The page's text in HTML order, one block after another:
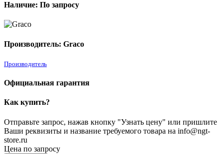
Наличие: По запросу
Производитель: Graco
Производитель
Официальная гарантия
Как купить?
Отправьте запрос, нажав кнопку "Узнать цену" или пришлите
Ваши реквизиты и название требуемого товара на info@ngt-
store.ru
Цена по запросу